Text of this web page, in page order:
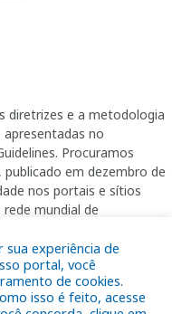
sua experiência de
portal, você
de cookies.
isso é feito, acesse
diretrizes e a metodologia
apresentadas no
Procuramos
em dezembro de
nos portais e sítios
mundial de
disponíveis.
testes em
de acesso a Internet do